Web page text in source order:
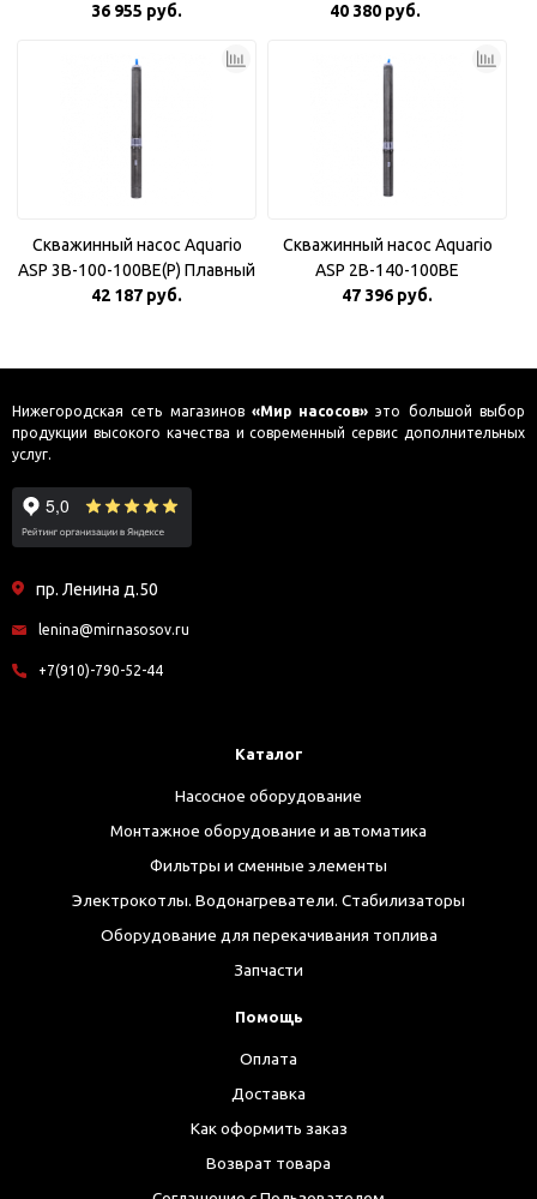
36 955 руб.
40 380 руб.
Скважинный насос Aquario
ASP 3B-100-100BE(P) Плавный
пуск
42 187 руб.
Скважинный насос Aquario
ASP 2B-140-100BE
47 396 руб.
Нижегородская сеть магазинов «Мир насосов» это большой выбор
продукции высокого качества и современный сервис дополнительных
услуг.
пр. Ленина д.50
lenina@mirnasosov.ru
+7(910)-790-52-44
Каталог
Насосное оборудование
Монтажное оборудование и автоматика
Фильтры и сменные элементы
Электрокотлы. Водонагреватели. Стабилизаторы
Оборудование для перекачивания топлива
Запчасти
Помощь
Оплата
Доставка
Как оформить заказ
Возврат товара